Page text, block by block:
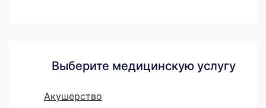
Выберите медицинскую услугу
Акушерство